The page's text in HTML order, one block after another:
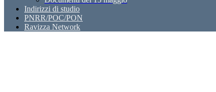
Indirizzi di studio
PNRR/POC/PON
Ravizza Network